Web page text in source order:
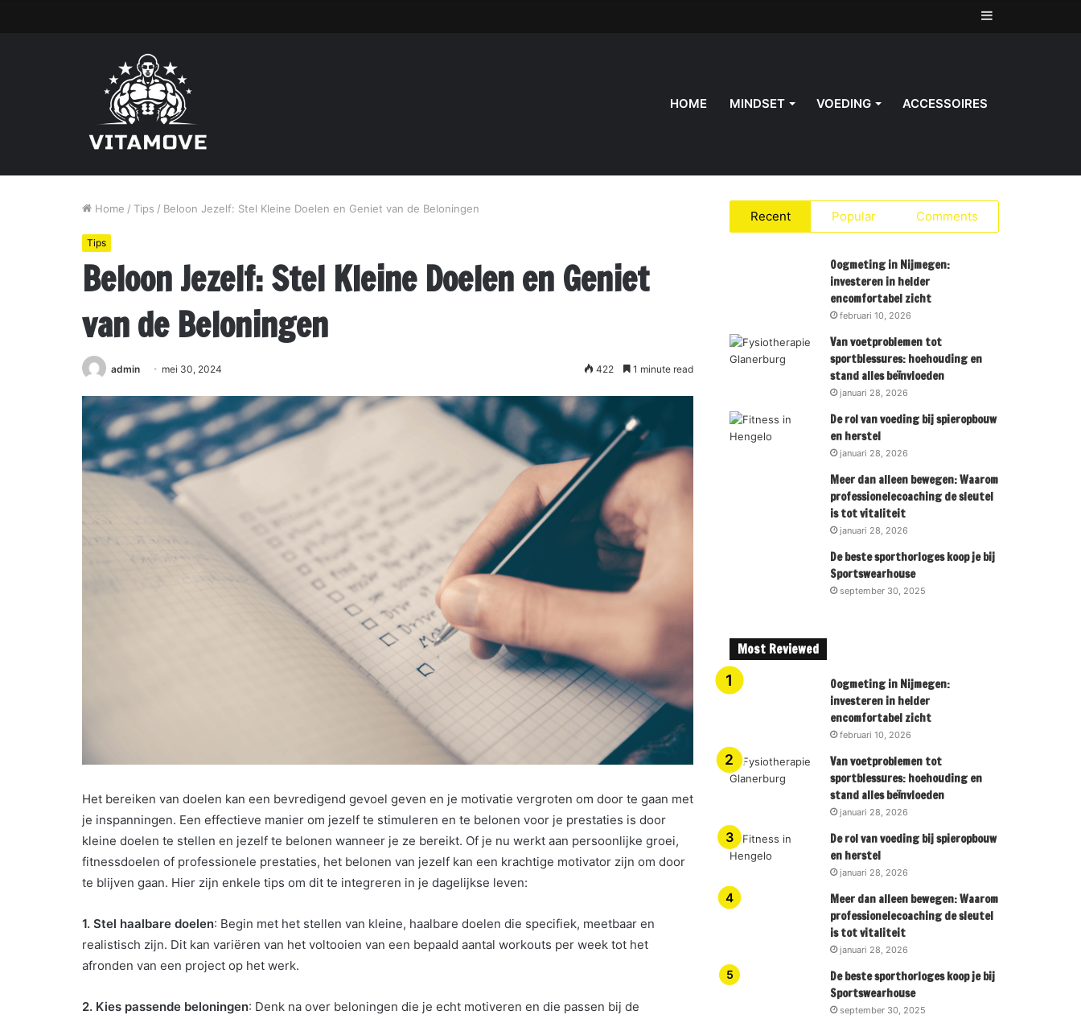
Sidebar
HOME MINDSET VOEDING ACCESSOIRES
Home / Tips / Beloon Jezelf: Stel Kleine Doelen en Geniet van de Beloningen
Tips
Beloon Jezelf: Stel Kleine Doelen en Geniet
van de Beloningen
admin mei 30, 2024 422 1 minute read
Het bereiken van doelen kan een bevredigend gevoel geven en je motivatie vergroten om door te gaan met
je inspanningen. Een effectieve manier om jezelf te stimuleren en te belonen voor je prestaties is door
kleine doelen te stellen en jezelf te belonen wanneer je ze bereikt. Of je nu werkt aan persoonlijke groei,
fitnessdoelen of professionele prestaties, het belonen van jezelf kan een krachtige motivator zijn om door
te blijven gaan. Hier zijn enkele tips om dit te integreren in je dagelijkse leven:
1. Stel haalbare doelen: Begin met het stellen van kleine, haalbare doelen die specifiek, meetbaar en
realistisch zijn. Dit kan variëren van het voltooien van een bepaald aantal workouts per week tot het
afronden van een project op het werk.
2. Kies passende beloningen: Denk na over beloningen die je echt motiveren en die passen bij de
Recent Popular Comments
Oogmeting in Nijmegen:
investeren in helder
encomfortabel zicht
februari 10, 2026
Van voetproblemen tot
sportblessures: hoehouding en
stand alles beïnvloeden
januari 28, 2026
De rol van voeding bij spieropbouw
en herstel
januari 28, 2026
Meer dan alleen bewegen: Waarom
professionelecoaching de sleutel
is tot vitaliteit
januari 28, 2026
De beste sporthorloges koop je bij
Sportswearhouse
september 30, 2025
Most Reviewed
Oogmeting in Nijmegen:
investeren in helder
encomfortabel zicht
februari 10, 2026
Van voetproblemen tot
sportblessures: hoehouding en
stand alles beïnvloeden
januari 28, 2026
De rol van voeding bij spieropbouw
en herstel
januari 28, 2026
Meer dan alleen bewegen: Waarom
professionelecoaching de sleutel
is tot vitaliteit
januari 28, 2026
De beste sporthorloges koop je bij
Sportswearhouse
september 30, 2025